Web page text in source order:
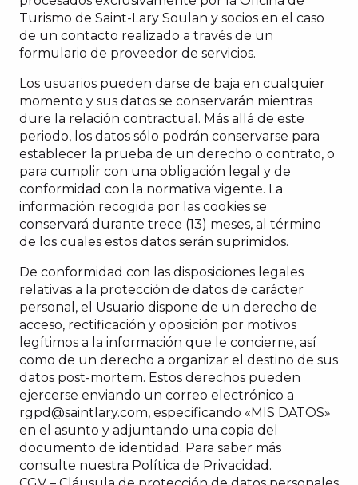
Turismo de Saint-Lary Soulan y socios en el caso
de un contacto realizado a través de un
formulario de proveedor de servicios.
Los usuarios pueden darse de baja en cualquier
momento y sus datos se conservarán mientras
dure la relación contractual. Más allá de este
periodo, los datos sólo podrán conservarse para
establecer la prueba de un derecho o contrato, o
para cumplir con una obligación legal y de
conformidad con la normativa vigente. La
información recogida por las cookies se
conservará durante trece (13) meses, al término
de los cuales estos datos serán suprimidos.
De conformidad con las disposiciones legales
relativas a la protección de datos de carácter
personal, el Usuario dispone de un derecho de
acceso, rectificación y oposición por motivos
legítimos a la información que le concierne, así
como de un derecho a organizar el destino de sus
datos post-mortem. Estos derechos pueden
ejercerse enviando un correo electrónico a
rgpd@saintlary.com, especificando «MIS DATOS»
en el asunto y adjuntando una copia del
documento de identidad. Para saber más
consulte nuestra Política de Privacidad.